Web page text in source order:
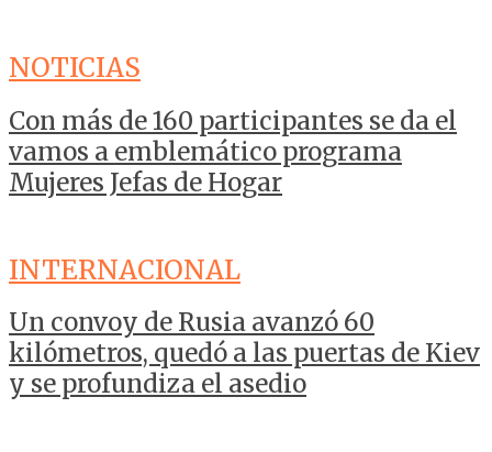
NOTICIAS
Con más de 160 participantes se da el
vamos a emblemático programa
Mujeres Jefas de Hogar
INTERNACIONAL
Un convoy de Rusia avanzó 60
kilómetros, quedó a las puertas de Kiev
y se profundiza el asedio